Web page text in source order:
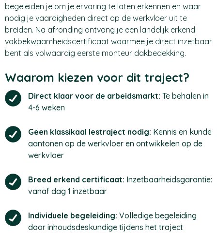
begeleiden je om je ervaring te laten erkennen en waar
nodig je vaardigheden direct op de werkvloer uit te
breiden. Na afronding ontvang je een landelijk erkend
vakbekwaamheidscertificaat waarmee je direct inzetbaar
bent als volwaardig eerste monteur dakbedekking.
Waarom kiezen voor dit traject?
Direct klaar voor de arbeidsmarkt: Te behalen in
4-6 weken
Geen klassikaal lestraject nodig: Kennis en kunde
aantonen op de werkvloer en ontwikkelen op de
werkvloer
Breed erkend certificaat: Inzetbaarheidsgarantie:
vanaf dag 1 inzetbaar
Individuele begeleiding: Volledige begeleiding
door inhoudsdeskundige tijdens het traject